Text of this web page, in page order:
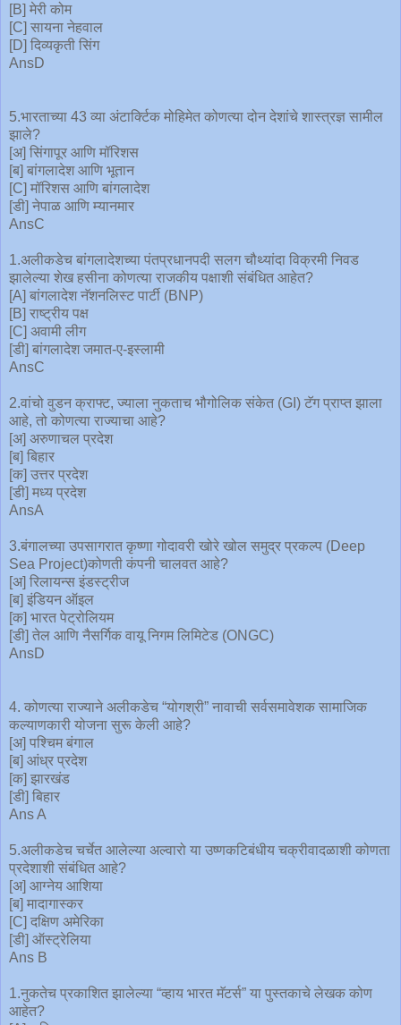
[B] मेरी कोम
[C] सायना नेहवाल
[D] दिव्यकृती सिंग
AnsD
5.भारताच्या 43 व्या अंटार्क्टिक मोहिमेत कोणत्या दोन देशांचे शास्त्रज्ञ सामील
झाले?
[अ] सिंगापूर आणि मॉरिशस
[ब] बांगलादेश आणि भूतान
[C] मॉरिशस आणि बांगलादेश
[डी] नेपाळ आणि म्यानमार
AnsC
1.अलीकडेच बांगलादेशच्या पंतप्रधानपदी सलग चौथ्यांदा विक्रमी निवड
झालेल्या शेख हसीना कोणत्या राजकीय पक्षाशी संबंधित आहेत?
[A] बांगलादेश नॅशनलिस्ट पार्टी (BNP)
[B] राष्ट्रीय पक्ष
[C] अवामी लीग
[डी] बांगलादेश जमात-ए-इस्लामी
AnsC
2.वांचो वुडन क्राफ्ट, ज्याला नुकताच भौगोलिक संकेत (GI) टॅग प्राप्त झाला
आहे, तो कोणत्या राज्याचा आहे?
[अ] अरुणाचल प्रदेश
[ब] बिहार
[क] उत्तर प्रदेश
[डी] मध्य प्रदेश
AnsA
3.बंगालच्या उपसागरात कृष्णा गोदावरी खोरे खोल समुद्र प्रकल्प (Deep
Sea Project)कोणती कंपनी चालवत आहे?
[अ] रिलायन्स इंडस्ट्रीज
[ब] इंडियन ऑइल
[क] भारत पेट्रोलियम
[डी] तेल आणि नैसर्गिक वायू निगम लिमिटेड (ONGC)
AnsD
4. कोणत्या राज्याने अलीकडेच “योगश्री” नावाची सर्वसमावेशक सामाजिक
कल्याणकारी योजना सुरू केली आहे?
[अ] पश्चिम बंगाल
[ब] आंध्र प्रदेश
[क] झारखंड
[डी] बिहार
Ans A
5.अलीकडेच चर्चेत आलेल्या अल्वारो या उष्णकटिबंधीय चक्रीवादळाशी कोणता
प्रदेशाशी संबंधित आहे?
[अ] आग्नेय आशिया
[ब] मादागास्कर
[C] दक्षिण अमेरिका
[डी] ऑस्ट्रेलिया
Ans B
1.नुकतेच प्रकाशित झालेल्या “व्हाय भारत मॅटर्स” या पुस्तकाचे लेखक कोण
आहेत?